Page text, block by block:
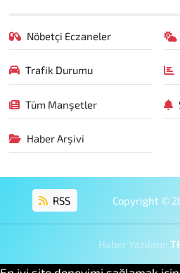
Nöbetçi Eczaneler
Trafik Durumu
Tüm Manşetler
Haber Arşivi
RSS Copyright ©
Haber Yazılımı: